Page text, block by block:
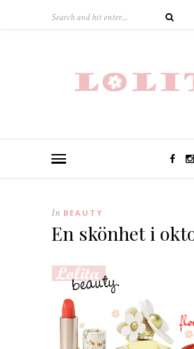
In BEAUTY
En skönhet i